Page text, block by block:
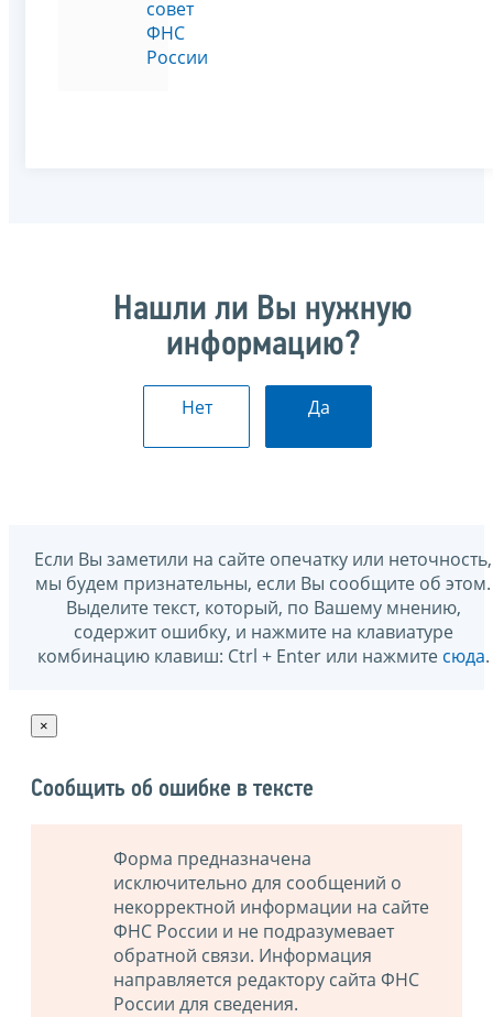
совет
ФНС
России
Нашли ли Вы нужную
информацию?
Нет Да
Если Вы заметили на сайте опечатку или неточность,
мы будем признательны, если Вы сообщите об этом.
Выделите текст, который, по Вашему мнению,
содержит ошибку, и нажмите на клавиатуре
комбинацию клавиш: Ctrl + Enter или нажмите сюда.
×
Сообщить об ошибке в тексте
Форма предназначена
исключительно для сообщений о
некорректной информации на сайте
ФНС России и не подразумевает
обратной связи. Информация
направляется редактору сайта ФНС
России для сведения.